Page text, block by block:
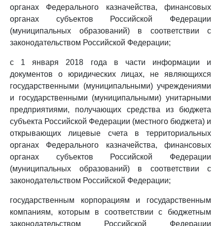
органах Федерального казначейства, финансовых
органах субъектов Российской Федерации
(муниципальных образований) в соответствии с
законодательством Российской Федерации;
с 1 января 2018 года в части информации и
документов о юридических лицах, не являющихся
государственными (муниципальными) учреждениями
и государственными (муниципальными) унитарными
предприятиями, получающих средства из бюджета
субъекта Российской Федерации (местного бюджета) и
открывающих лицевые счета в территориальных
органах Федерального казначейства, финансовых
органах субъектов Российской Федерации
(муниципальных образований) в соответствии с
законодательством Российской Федерации;
государственным корпорациям и государственным
компаниям, которым в соответствии с бюджетным
законодательством Российской Федерации